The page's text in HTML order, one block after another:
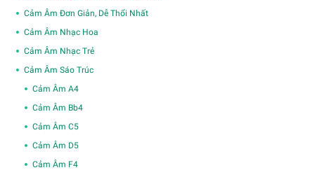
Cảm Âm Đơn Giản, Dễ Thổi Nhất
Cảm Âm Nhạc Hoa
Cảm Âm Nhạc Trẻ
Cảm Âm Sáo Trúc
Cảm Âm A4
Cảm Âm Bb4
Cảm Âm C5
Cảm Âm D5
Cảm Âm F4